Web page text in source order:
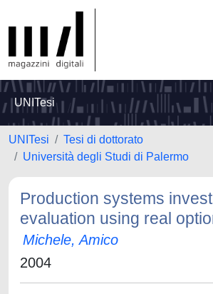
UNITesi
UNITesi
Tesi di dottorato
Università degli Studi di Palermo
Production systems
evaluation using real
Michele, Amico
2004